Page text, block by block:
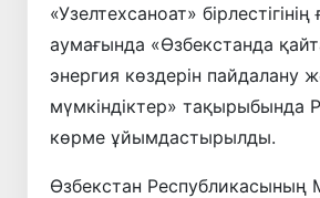
«Узелтехсаноат»
аумағында «Өзбекстанда
энергия көздерін пайдалану
мүмкіндіктер» тақырыбында
көрме ұйымдастырылды.
Өзбекстан Республикасының